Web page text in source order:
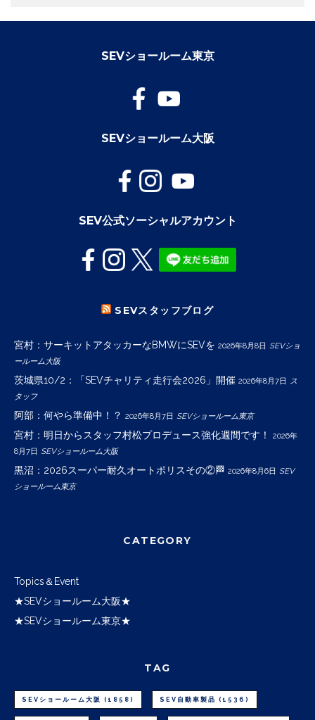
SEVショールーム東京
SEVショールーム大阪
SEV公式ソーシャルアカウント
SEVスタッフブログ
宮村：サーキットアタッカーなBMWにSEVを 2026年8月8日 SEVショ
ールーム大阪
茨城県10/2：「SEVチャリティ走行会2026」開催 2026年8月7日
ス
タッフ
阿部：何やら準備中！？ 2026年8月7日 SEVショールーム東京
宮村：明日からスタッフ村松プロデュース強化週間です！
2026年
8月7日 SEVショールーム大阪
黒沼：2026スーパー耐久オートポリスその②🏁 2026年8月6日 SEV
ショールーム東京
CATEGORY
Topics＆Event
★SEVショールーム大阪★
★SEVショールーム東京★
TAG
SEVショールーム大阪 (1858) SEV自動車製品 (1536)